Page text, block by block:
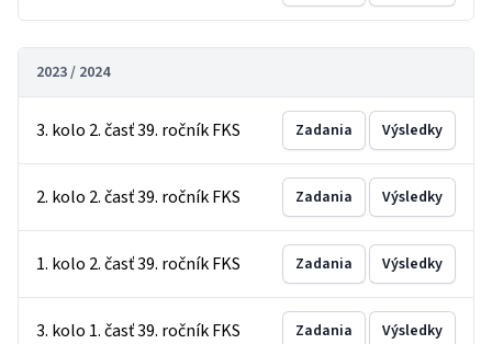
2023 / 2024
3. kolo 2. časť 39. ročník FKS Zadania Výsledky
2. kolo 2. časť 39. ročník FKS Zadania Výsledky
1. kolo 2. časť 39. ročník FKS Zadania Výsledky
3. kolo 1. časť 39. ročník FKS Zadania Výsledky